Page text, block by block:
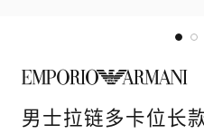
男士拉链多卡位长